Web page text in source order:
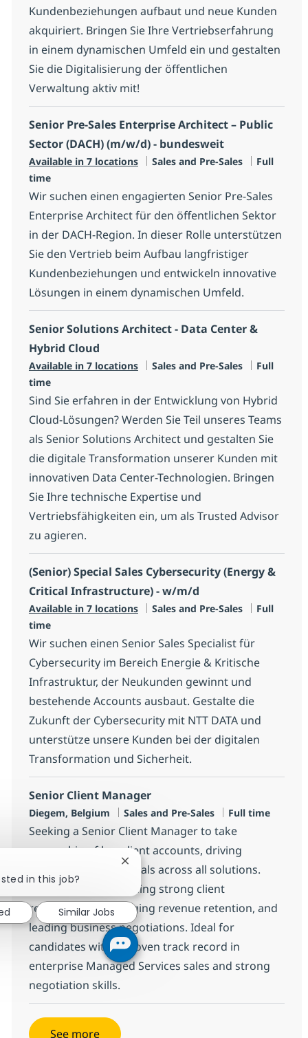
Kundenbeziehungen aufbaut und neue Kunden
akquiriert. Bringen Sie Ihre Vertriebserfahrung
in einem dynamischen Umfeld ein und gestalten
Sie die Digitalisierung der öffentlichen
Verwaltung aktiv mit!
Senior Pre-Sales Enterprise Architect – Public
Sector (DACH) (m/w/d) - bundesweit
Available in 7 locations Category
Sales and Pre-Sales Job Type
Full
time
Wir suchen einen engagierten Senior Pre-Sales
Enterprise Architect für den öffentlichen Sektor
in der DACH-Region. In dieser Rolle unterstützen
Sie den Vertrieb beim Aufbau langfristiger
Kundenbeziehungen und entwickeln innovative
Lösungen in einem dynamischen Umfeld.
Senior Solutions Architect - Data Center &
Hybrid Cloud
Available in 7 locations Category
Sales and Pre-Sales Job Type
Full
time
Sind Sie erfahren in der Entwicklung von Hybrid
Cloud-Lösungen? Werden Sie Teil unseres Teams
als Senior Solutions Architect und gestalten Sie
die digitale Transformation unserer Kunden mit
innovativen Data Center-Technologien. Bringen
Sie Ihre technische Expertise und
Vertriebsfähigkeiten ein, um als Trusted Advisor
zu agieren.
(Senior) Special Sales Cybersecurity (Energy &
Critical Infrastructure) - w/m/d
Available in 7 locations Category
Sales and Pre-Sales Job Type
Full
time
Wir suchen einen Senior Sales Specialist für
Cybersecurity im Bereich Energie & Kritische
Infrastruktur, der Neukunden gewinnt und
bestehende Accounts ausbaut. Gestalte die
Zukunft der Cybersecurity mit NTT DATA und
unterstütze unsere Kunden bei der digitalen
Transformation und Sicherheit.
Senior Client Manager
Location
Diegem, Belgium Category
Sales and Pre-Sales Job Type
Full time
Seeking a Senior Client Manager to take
ownership of key client accounts, driving
expansion and renewals across all solutions.
Responsible for building strong client
relationships, managing revenue retention, and
leading business negotiations. Ideal for
candidates with a proven track record in
enterprise Managed Services sales and strong
negotiation skills.
See more
in this job?
Close chatbot notification
Similar Jobs